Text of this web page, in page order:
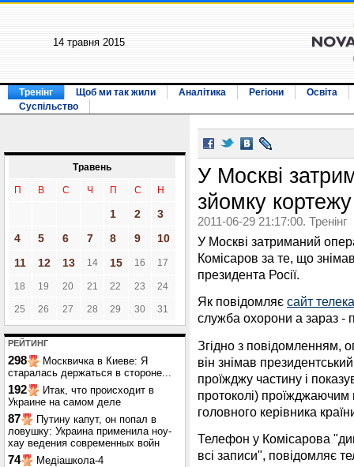
14 травня 2015
Тренінг Щоб ми так жили Аналітика Регіони
Освіта
Суспільство
Травень
П В С Ч П С Н
1 2
3
4
5 6 7 8 9
10
11
12 13 14 15 16 17
18 19 20 21 22 23 24
25 26 27 28 29 30 31
РЕЙТИНГ
298
Москвичка в Киеве: Я
старалась держаться в стороне...
192
Итак, что происходит в
Украине на самом деле
87
Путину капут, он попал в
ловушку: Украина применила ноу-
хау ведения современных войн
74 Медіашкола-4
У Москві
зйомку кортежу
2011-06-29 21:17:00. Тренінг
У Москві затриманий
Комісаров за те, що
президента Росії.
Як повідомляє сайт
служба охорони а зараз -
Згідно з повідомленням,
він знімав
проїжджу частину і
протоколі) проїжджаючим
головного керівника
Телефон у Комісарова
всі записи", повідомляє